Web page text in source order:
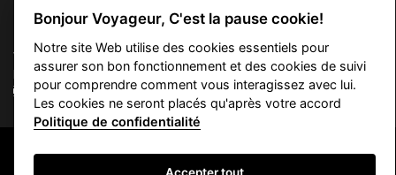
Vacation Key Corp. 2905 Point East Drive #L-215. Aventura.
FLORIDA 33160.
info@vacationkey.com
Copyright © 2026 Vacation Key Corp.
Bonjour Voyageur, C'est la pause cookie!
Notre site Web utilise des cookies essentiels pour
assurer son bon fonctionnement et des cookies de suivi
pour comprendre comment vous interagissez avec lui.
Les cookies ne seront placés qu'après votre accord
Politique de confidentialité